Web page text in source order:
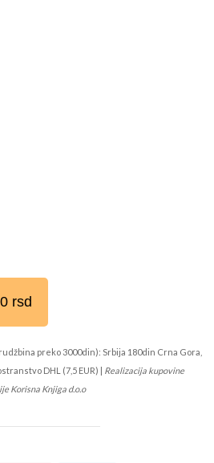
rsd
preko 3000din): Srbija 180din Crna Gora,
DHL (7,5 EUR) | Realizacija kupovine
Korisna Knjiga d.o.o